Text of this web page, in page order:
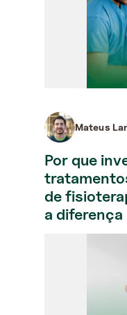
Mateus
Por que
de
a diferença